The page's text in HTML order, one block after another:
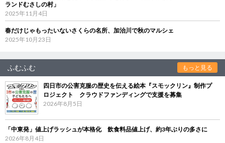
ランドむさしの村」
2025年11月4日
春だけじゃもったいないさくらの名所、加治川で秋のマルシェ
2025年10月23日
ふむふむ もっと見る
四日市の公害克服の歴史を伝える絵本『スモックリン』制作プ
ロジェクト クラウドファンディングで支援を募集
2026年8月5日
「中東発」値上げラッシュが本格化 飲食料品値上げ、約3年ぶりの多さに
2026年8月4日